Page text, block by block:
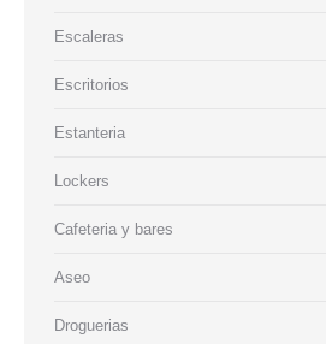
Escaleras
Escritorios
Estanteria
Lockers
Cafeteria y bares
Aseo
Droguerias